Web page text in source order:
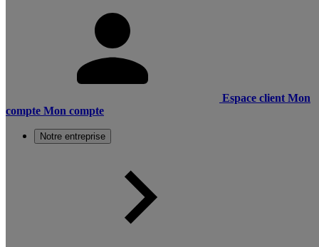
Espace client Mon
compte Mon compte
Notre entreprise